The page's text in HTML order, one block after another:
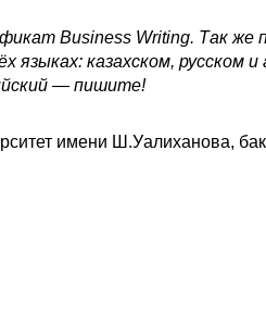
Business Writing. Так же
казахском, русском и
— пишите!
имени Ш.Уалиханова,